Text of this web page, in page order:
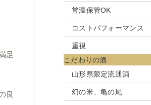
足
良
常温保管OK
コストパフォーマンス
重視
こだわりの酒
山形県限定流通酒
幻の米、亀の尾